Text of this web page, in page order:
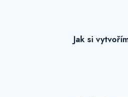
Jak si